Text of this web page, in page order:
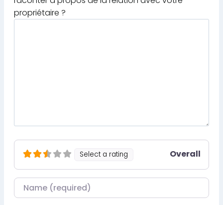
propriétaire ?
Select a rating Overall
Nom